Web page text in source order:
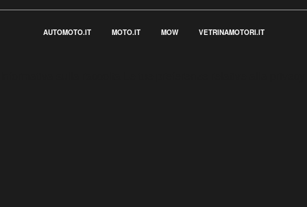
AUTOMOTO.IT MOTO.IT MOW VETRINAMOTORI.IT